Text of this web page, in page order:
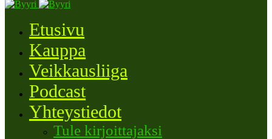
Etusivu
Kauppa
Veikkausliiga
Podcast
Yhteystiedot
Tule kirjoittajaksi